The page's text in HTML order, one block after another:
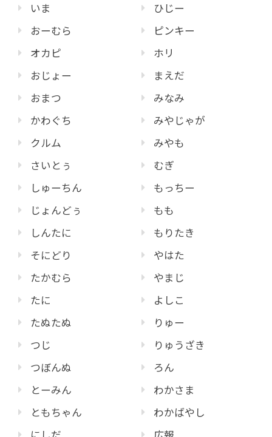
いま
おーむら
オカピ
おじょー
おまつ
かわぐち
クルム
さいとぅ
しゅーちん
じょんどぅ
しんたに
そにどり
たかむら
たに
たぬたぬ
つじ
つぼんぬ
とーみん
ともちゃん
ひじー
ピンキー
ホリ
まえだ
みなみ
みやじゃが
みやも
むぎ
もっちー
もも
もりたき
やはた
やまじ
よしこ
りゅー
りゅうざき
ろん
わかさま
わかばやし